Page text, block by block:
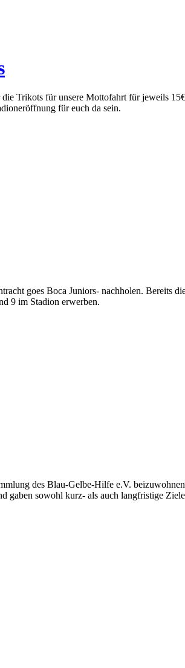
Trikots für unsere Mottofahrt für jeweils
für euch da sein.
goes Boca Juniors- nachholen. Bereits
9 im Stadion erwerben.
des Blau-Gelbe-Hilfe e.V.
gaben sowohl kurz- als auch langfristige